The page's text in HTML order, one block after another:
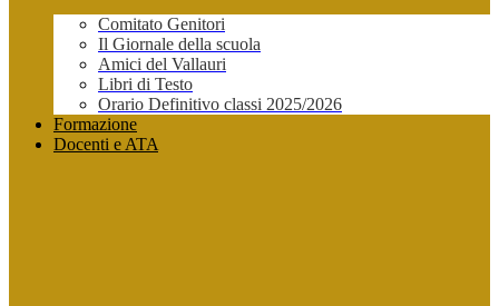
Comitato Genitori
Il Giornale della scuola
Amici del Vallauri
Libri di Testo
Orario Definitivo classi 2025/2026
Formazione
Docenti e ATA